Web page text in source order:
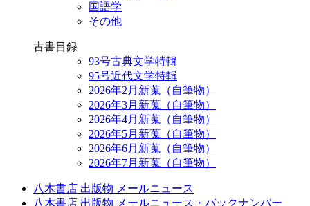
国語学
その他
古書目録
93号古典文学特輯
95号近代文学特輯
2026年2月新蒐（自筆物）
2026年3月新蒐（自筆物）
2026年4月新蒐（自筆物）
2026年5月新蒐（自筆物）
2026年6月新蒐（自筆物）
2026年7月新蒐（自筆物）
八木書店 出版物 メールニュース
八木書店 出版物 メールニュース・バックナンバー